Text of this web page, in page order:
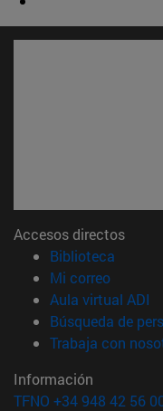
Accesos directos
Biblioteca
Mi correo(abre
Aula virtual ADI
Búsqueda de
Trabaja con
Información
TFNO +34 948 42 56